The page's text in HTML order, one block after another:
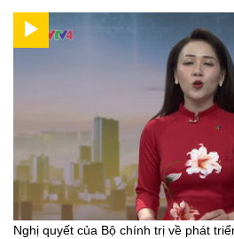
Nghị quyết của Bộ chính trị về phát